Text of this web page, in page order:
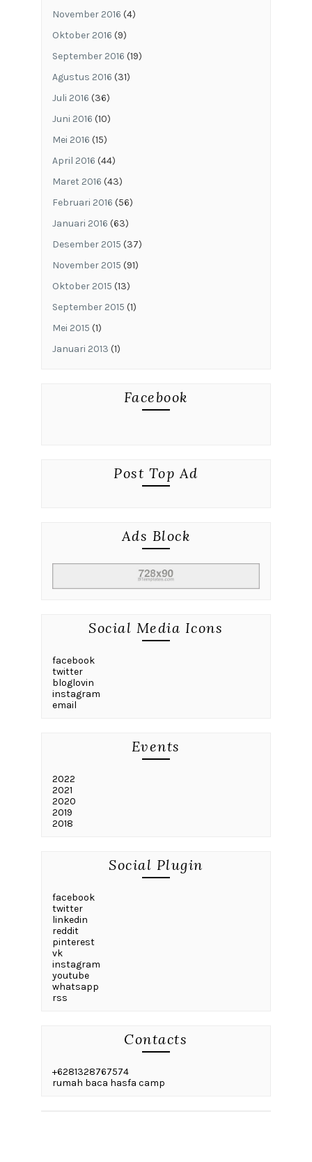
November 2016 (4)
Oktober 2016 (9)
September 2016 (19)
Agustus 2016 (31)
Juli 2016 (36)
Juni 2016 (10)
Mei 2016 (15)
April 2016 (44)
Maret 2016 (43)
Februari 2016 (56)
Januari 2016 (63)
Desember 2015 (37)
November 2015 (91)
Oktober 2015 (13)
September 2015 (1)
Mei 2015 (1)
Januari 2013 (1)
Facebook
Post Top Ad
Ads Block
Social Media Icons
facebook
twitter
bloglovin
instagram
email
Events
2022
2021
2020
2019
2018
Social Plugin
facebook
twitter
linkedin
reddit
pinterest
vk
instagram
youtube
whatsapp
rss
Contacts
+6281328767574
rumah baca hasfa camp